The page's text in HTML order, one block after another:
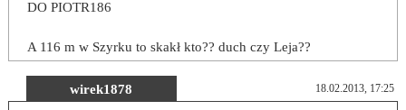
DO PIOTR186
A 116 m w Szyrku to skakł kto?? duch czy Leja??
wirek1878 18.02.2013, 17:25